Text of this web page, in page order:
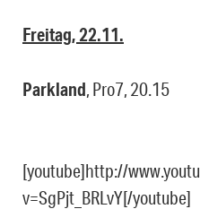
Freitag, 22.11.
Parkland, Pro7, 20.15
[youtube]http://
v=SgPjt_BRLvY[/youtube]